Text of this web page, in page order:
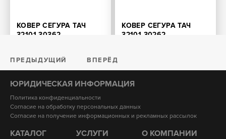
КОВЕР СЕГУРА ТАЧ
32101-30362
КОВЕР СЕГУРА ТАЧ
32101-30262
ПРЕДЫДУЩИЙ ВПЕРЁД
ЮРИДИЧЕСКАЯ ИНФОРМАЦИЯ
Политика конфиденциальности
Согласие на обработку персональных данных
Согласие на получение информационных и рекламных рассылок
КАТАЛОГ УСЛУГИ О КОМПАНИИ